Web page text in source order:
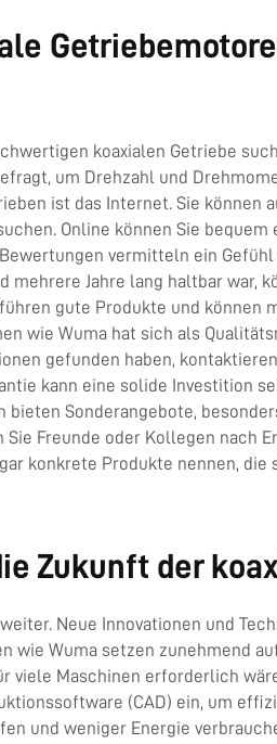
koaxialen Getriebe
um Drehzahl und
ist das Internet. Sie
Online können Sie
vermitteln ein
Jahre lang haltbar war,
gute Produkte und
wie Wuma hat sich als
gefunden haben,
kann eine solide Investition
Sonderangebote,
Freunde oder Kollegen nach
konkrete Produkte nennen, die
Zukunft der
Neue Innovationen und
wie Wuma setzen zunehmend
viele Maschinen erforderlich
(CAD) ein, um
und weniger Energie